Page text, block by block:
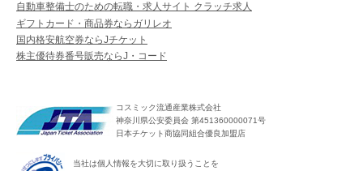
自動車整備士のための転職・求人サイト クラッチ求人
ギフトカード・商品券ならガリレオ
国内格安航空券ならJチケット
株主優待券番号販売ならJ・コード
コスミック流通産業株式会社
神奈川県公安委員会 第451360000071号
日本チケット商協同組合優良加盟店
当社は個人情報を大切に取り扱うことを